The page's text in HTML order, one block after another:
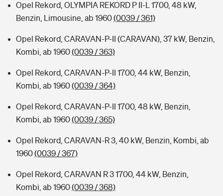
Opel Rekord, OLYMPIA REKORD P II-L 1700, 48 kW,
Benzin, Limousine, ab 1960(0039 / 361)
Opel Rekord, CARAVAN-P-II (CARAVAN), 37 kW, Benzin,
Kombi, ab 1960(0039 / 363)
Opel Rekord, CARAVAN-P-II 1700, 44 kW, Benzin,
Kombi, ab 1960(0039 / 364)
Opel Rekord, CARAVAN-P-II 1700, 48 kW, Benzin,
Kombi, ab 1960(0039 / 365)
Opel Rekord, CARAVAN-R 3, 40 kW, Benzin, Kombi, ab
1960(0039 / 367)
Opel Rekord, CARAVAN R 3 1700, 44 kW, Benzin,
Kombi, ab 1960(0039 / 368)